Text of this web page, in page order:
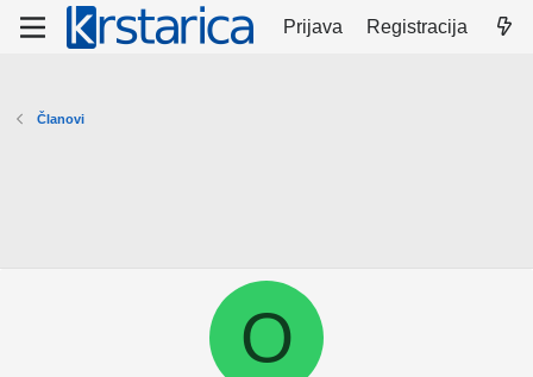
Prijava Registracija
Članovi
O